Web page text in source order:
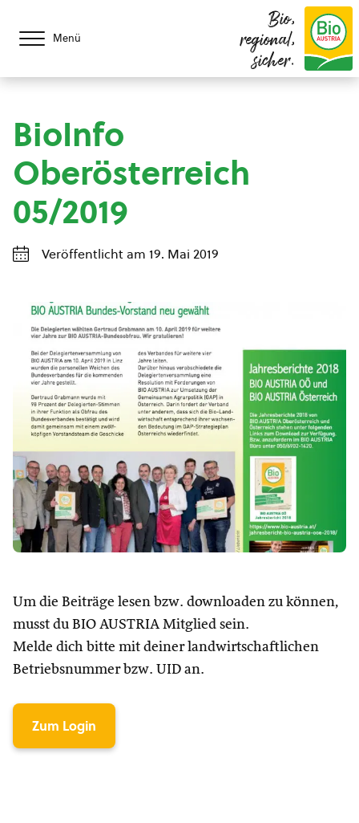
Menü
Bio,
regional,
sicher.
BioInfo
Oberösterreich
05/2019
Veröffentlicht am 19. Mai 2019
Um die Beiträge lesen bzw. downloaden zu können,
musst du BIO AUSTRIA Mitglied sein.
Melde dich bitte mit deiner landwirtschaftlichen
Betriebsnummer bzw. UID an.
Zum Login